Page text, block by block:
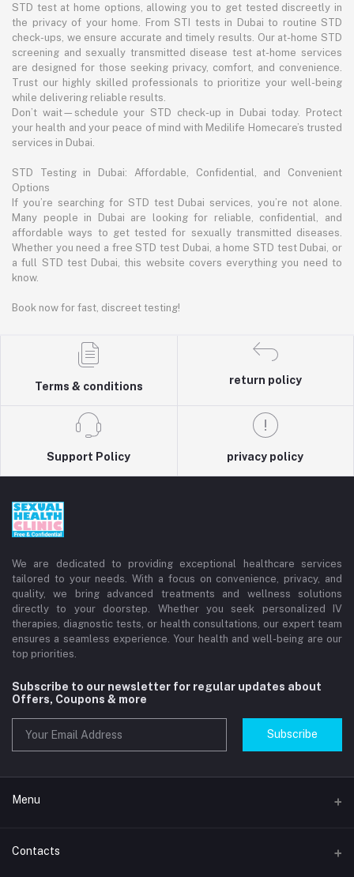
STD test at home options, allowing you to get tested discreetly in
the privacy of your home. From STI tests in Dubai to routine STD
check-ups, we ensure accurate and timely results. Our at-home STD
screening and sexually transmitted disease test at-home services
are designed for those seeking privacy, comfort, and convenience.
Trust our highly skilled professionals to prioritize your well-being
while delivering reliable results.
Don’t wait—schedule your STD check-up in Dubai today. Protect
your health and your peace of mind with Medilife Homecare’s trusted
services in Dubai.
STD Testing in Dubai: Affordable, Confidential, and Convenient
Options
If you’re searching for STD test Dubai services, you’re not alone.
Many people in Dubai are looking for reliable, confidential, and
affordable ways to get tested for sexually transmitted diseases.
Whether you need a free STD test Dubai, a home STD test Dubai, or
a full STD test Dubai, this website covers everything you need to
know.
Book now for fast, discreet testing!
Terms & conditions
return policy
Support Policy privacy policy
We are dedicated to providing exceptional healthcare services
tailored to your needs. With a focus on convenience, privacy, and
quality, we bring advanced treatments and wellness solutions
directly to your doorstep. Whether you seek personalized IV
therapies, diagnostic tests, or health consultations, our expert team
ensures a seamless experience. Your health and well-being are our
top priorities.
Subscribe to our newsletter for regular updates about
Offers, Coupons & more
Subscribe
Menu
Home
Contacts